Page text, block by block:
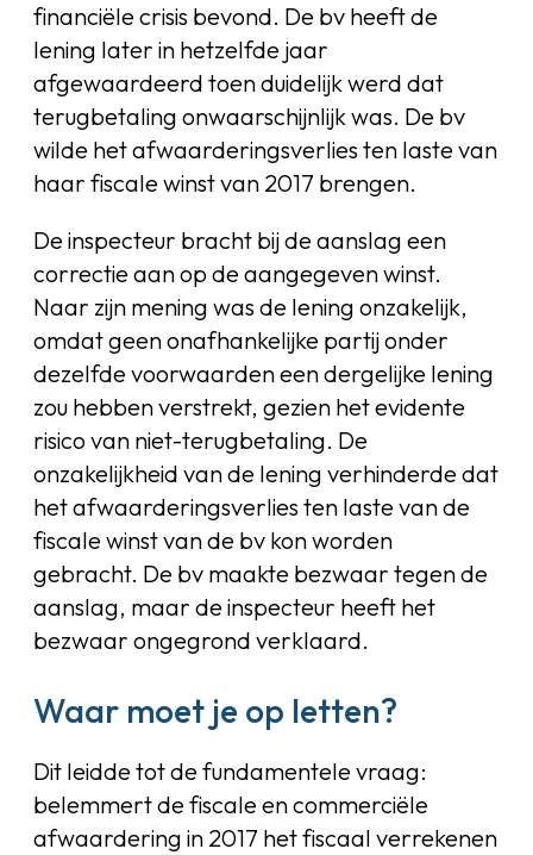
financiële crisis bevond. De bv heeft de
lening later in hetzelfde jaar
afgewaardeerd toen duidelijk werd dat
terugbetaling onwaarschijnlijk was. De bv
wilde het afwaarderingsverlies ten laste van
haar fiscale winst van 2017 brengen.
De inspecteur bracht bij de aanslag een
correctie aan op de aangegeven winst.
Naar zijn mening was de lening onzakelijk,
omdat geen onafhankelijke partij onder
dezelfde voorwaarden een dergelijke lening
zou hebben verstrekt, gezien het evidente
risico van niet-terugbetaling. De
onzakelijkheid van de lening verhinderde dat
het afwaarderingsverlies ten laste van de
fiscale winst van de bv kon worden
gebracht. De bv maakte bezwaar tegen de
aanslag, maar de inspecteur heeft het
bezwaar ongegrond verklaard.
Waar moet je op letten?
Dit leidde tot de fundamentele vraag:
belemmert de fiscale en commerciële
afwaardering in 2017 het fiscaal verrekenen